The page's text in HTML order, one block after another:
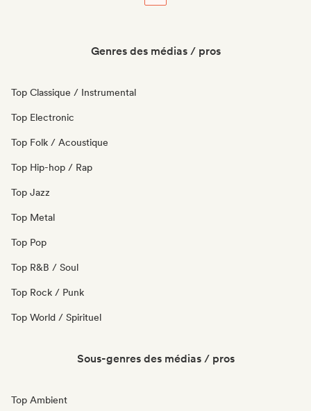
Genres des médias / pros
Top Classique / Instrumental
Top Electronic
Top Folk / Acoustique
Top Hip-hop / Rap
Top Jazz
Top Metal
Top Pop
Top R&B / Soul
Top Rock / Punk
Top World / Spirituel
Sous-genres des médias / pros
Top Ambient